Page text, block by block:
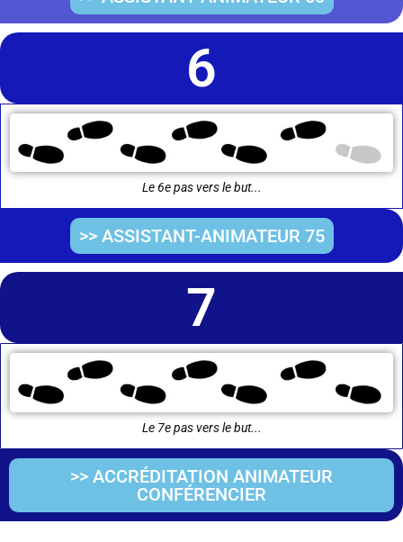
6
Le 6e pas vers le but...
>> ASSISTANT-ANIMATEUR 75
7
Le 7e pas vers le but...
>> ACCRÉDITATION ANIMATEUR
CONFÉRENCIER